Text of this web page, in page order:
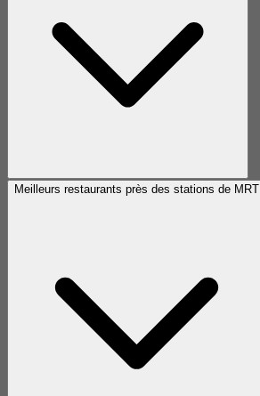
Meilleurs restaurants près des stations de MRT